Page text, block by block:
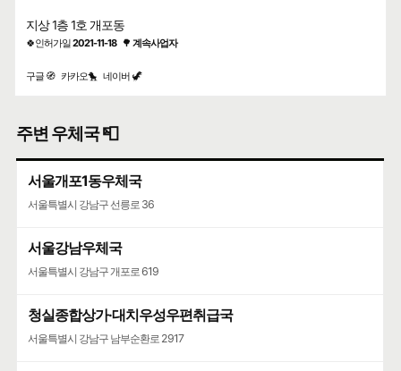
지상 1층 1호 개포동
🍀인허가일2021-11-18 🌳 계속사업자
구글 🧭 카카오🐤 네이버 🦖
주변 우체국 📮
서울개포1동우체국
서울특별시 강남구 선릉로 36
서울강남우체국
서울특별시 강남구 개포로 619
청실종합상가·대치우성우편취급국
서울특별시 강남구 남부순환로 2917